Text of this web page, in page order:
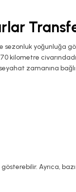
yoğunluğa
kilometre
zamanına
Ayrıca,